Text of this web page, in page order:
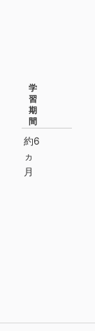
学
習
期
間
約6
ヵ
月